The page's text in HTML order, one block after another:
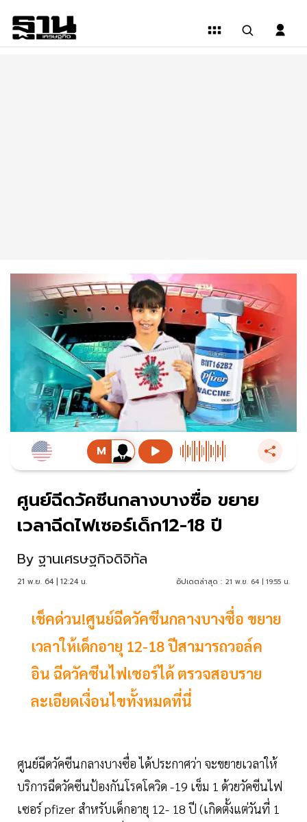
ศูนย์ฉีดวัคซีนกลางบางซื่อ ขยาย
เวลาฉีดไฟเซอร์เด็ก12-18 ปี
By ฐานเศรษฐกิจดิจิทัล
21 พ.ย. 64 | 12:24 น. อัปเดตล่าสุด : 21 พ.ย. 64 | 19:55 น.
เช็คด่วน!ศูนย์ฉีดวัคซีนกลางบางซื่อ ขยาย
เวลาให้เด็กอายุ 12-18 ปีสามารถวอล์ค
อิน ฉีดวัคซีนไฟเซอร์ได้ ตรวจสอบราย
ละเอียดเงื่อนไขทั้งหมดที่นี่
ศูนย์ฉีดวัคซีนกลางบางซื่อ ได้ประกาศว่า จะขยายเวลาให้
บริการฉีดวัคซีนป้องกันโรคโควิด -19 เข็ม 1 ด้วยวัคซีนไฟ
เซอร์ pfizer สำหรับเด็กอายุ 12- 18 ปี (เกิดตั้งแต่วันที่ 1